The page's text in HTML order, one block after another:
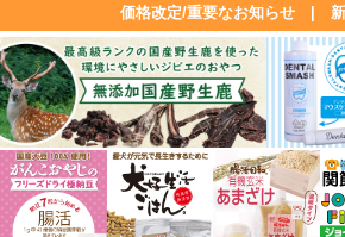
価格改定/重要なお知らせ